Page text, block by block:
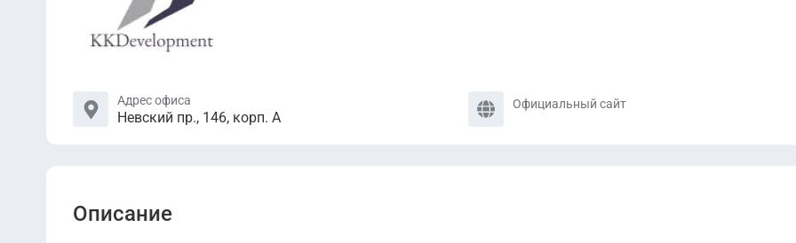
Адрес офиса
Невский пр., 146, корп. А
Официальный сайт
Описание